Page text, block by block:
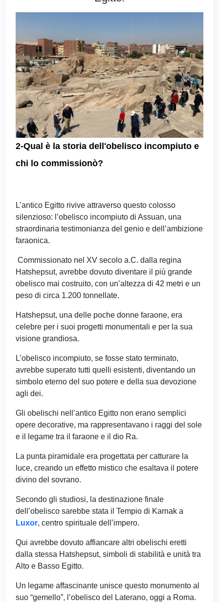
2-Qual è la storia dell'obelisco incompiuto e
chi lo commissionò?
L’antico Egitto rivive attraverso questo colosso
silenzioso: l’obelisco incompiuto di Assuan, una
straordinaria testimonianza del genio e dell’ambizione
faraonica.
Commissionato nel XV secolo a.C. dalla regina
Hatshepsut, avrebbe dovuto diventare il più grande
obelisco mai costruito, con un’altezza di 42 metri e un
peso di circa 1.200 tonnellate.
Hatshepsut, una delle poche donne faraone, era
celebre per i suoi progetti monumentali e per la sua
visione grandiosa.
L’obelisco incompiuto, se fosse stato terminato,
avrebbe superato tutti quelli esistenti, diventando un
simbolo eterno del suo potere e della sua devozione
agli dei.
Gli obelischi nell’antico Egitto non erano semplici
opere decorative, ma rappresentavano i raggi del sole
e il legame tra il faraone e il dio Ra.
La punta piramidale era progettata per catturare la
luce, creando un effetto mistico che esaltava il potere
divino del sovrano.
Secondo gli studiosi, la destinazione finale
dell’obelisco sarebbe stata il Tempio di Karnak a
Luxor, centro spirituale dell’impero.
Qui avrebbe dovuto affiancare altri obelischi eretti
dalla stessa Hatshepsut, simboli di stabilità e unità tra
Alto e Basso Egitto.
Un legame affascinante unisce questo monumento al
suo “gemello”, l’obelisco del Laterano, oggi a Roma.